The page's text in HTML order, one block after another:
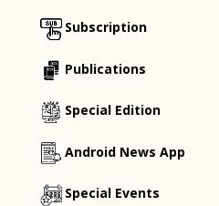
Subscription
Publications
Special Edition
Android News App
Special Events